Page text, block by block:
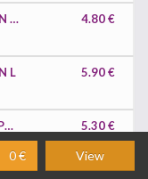
D56.THÉ VERT À LA FRAISE ET AU CITRON M 4.80 €
L 5.90 €
D58.SUCRE BRUN MATCHA LATTE AVEC PERLES M 5.30 €
0 € View